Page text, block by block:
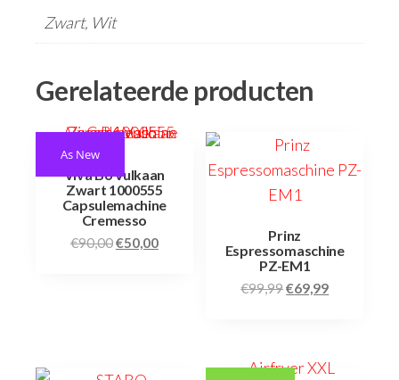
Zwart, Wit
Gerelateerde producten
As New
Viva B6 Vulkaan
Zwart 1000555
Capsulemachine
Cremesso
€90,00€50,00
Prinz
Espressomaschine
PZ-EM1
€99,99€69,99